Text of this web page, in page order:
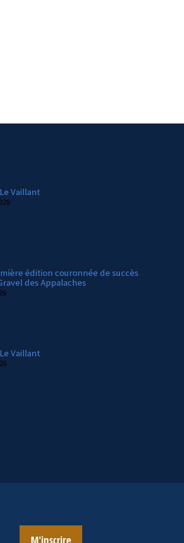
Vaillant
édition couronnée de succès
des Appalaches
Vaillant
M'inscrire